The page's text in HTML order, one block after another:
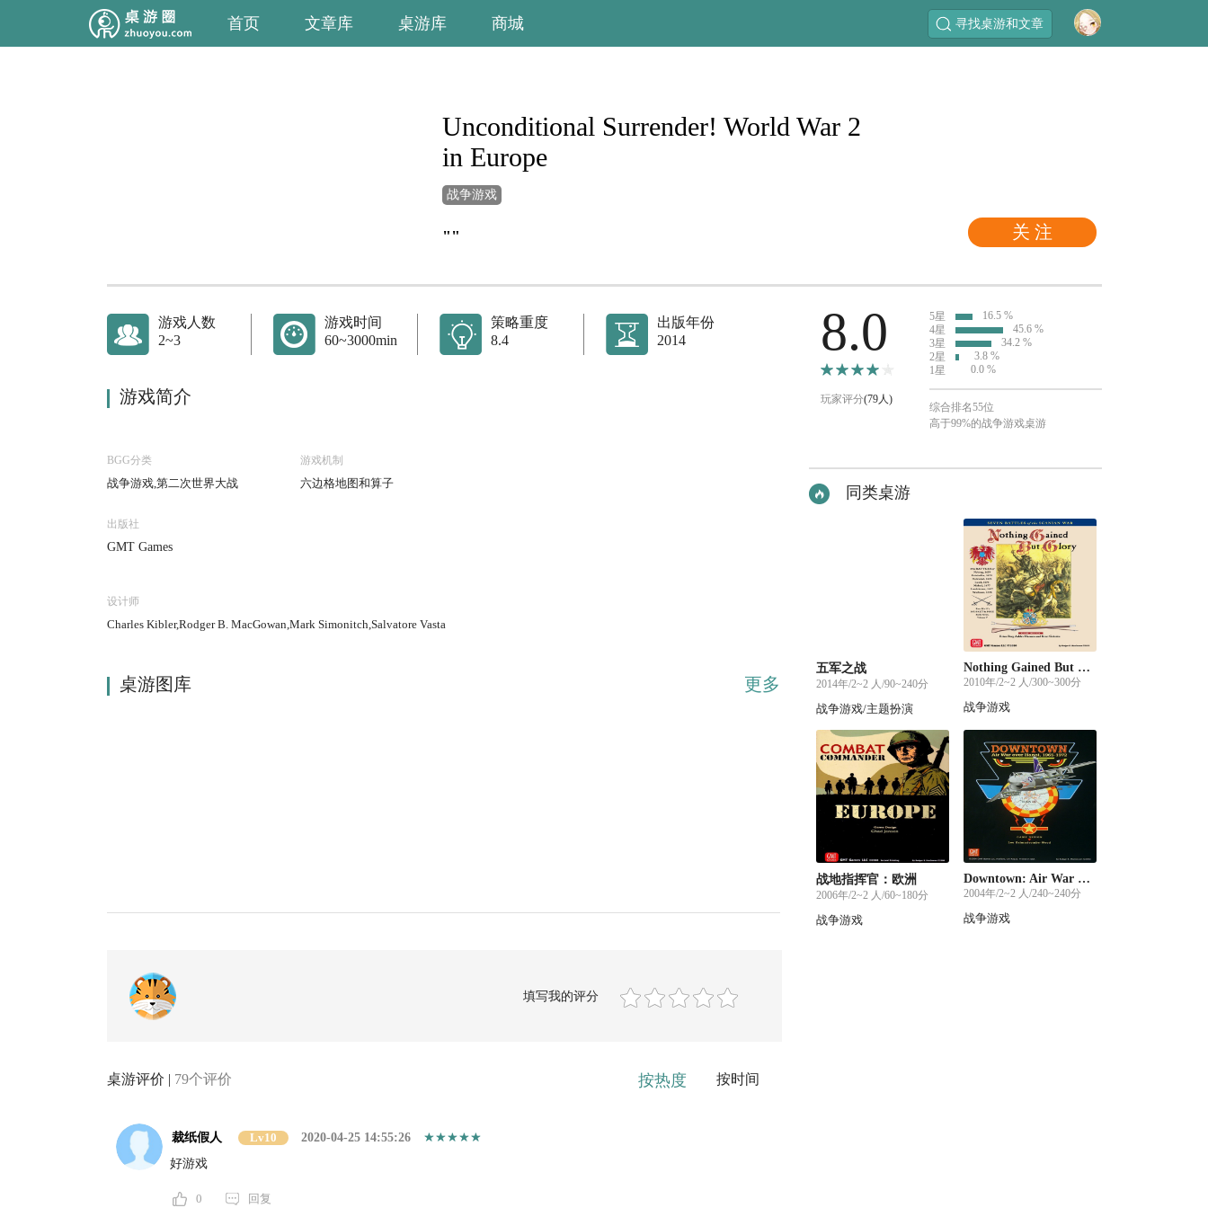
首页 文章库 桌游库 商城 寻找桌游和文章
关 注
Unconditional Surrender! World War 2
in Europe
战争游戏
""
游戏人数
2~3
游戏时间
60~3000min
策略重度
8.4
出版年份
2014
游戏简介
BGG分类
战争游戏,第二次世界大战
游戏机制
六边格地图和算子
出版社
GMT Games
设计师
Charles Kibler,Rodger B. MacGowan,Mark Simonitch,Salvatore Vasta
桌游图库 更多
填写我的评分
桌游评价 | 79个评价 按热度 按时间
裁纸假人 Lv10
2020-04-25 14:55:26
好游戏
0 回复
8.0
玩家评分(79人)
5星
16.5 %
4星
45.6 %
3星
34.2 %
2星
3.8 %
1星
0.0 %
综合排名55位
高于99%的战争游戏桌游
同类桌游
五军之战
2014年/2~2 人/90~240分
战争游戏/主题扮演
Nothing Gained But Glory
2010年/2~2 人/300~300分
战争游戏
战地指挥官：欧洲
2006年/2~2 人/60~180分
战争游戏
Downtown: Air War Over Hanoi, 1965-1972
2004年/2~2 人/240~240分
战争游戏